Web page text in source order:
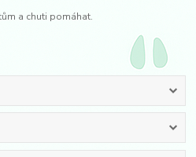
a chuti pomáhat.